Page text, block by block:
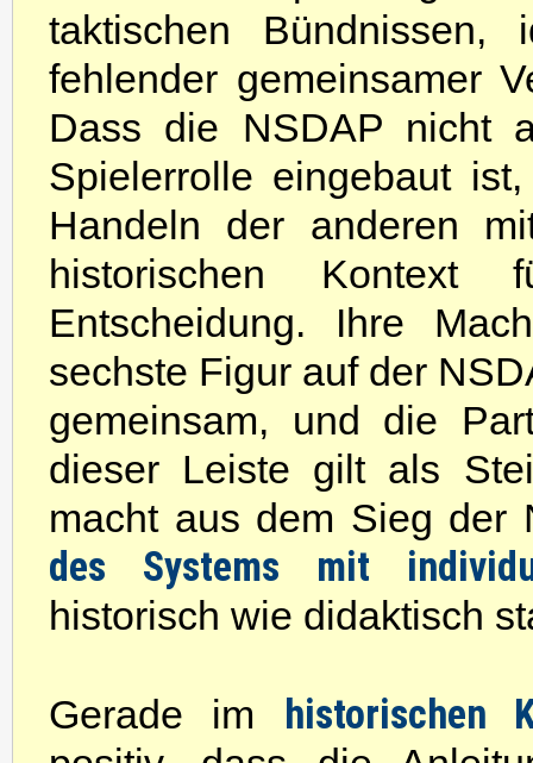
taktischen Bündnissen,
fehlender gemeinsamer
Dass die NSDAP nicht
Spielerrolle eingebaut
Handeln der anderen
historischen Kontext
Entscheidung. Ihre
sechste Figur auf der
gemeinsam, und die
dieser Leiste gilt als
macht aus dem Sieg
des Systems mit
historisch wie didaktisch
Gerade im historischen